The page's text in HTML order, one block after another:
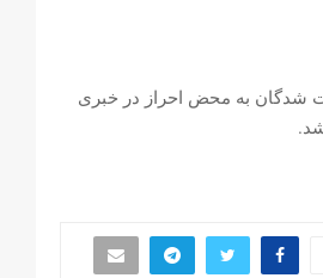
شدگان به محض احراز در خبری